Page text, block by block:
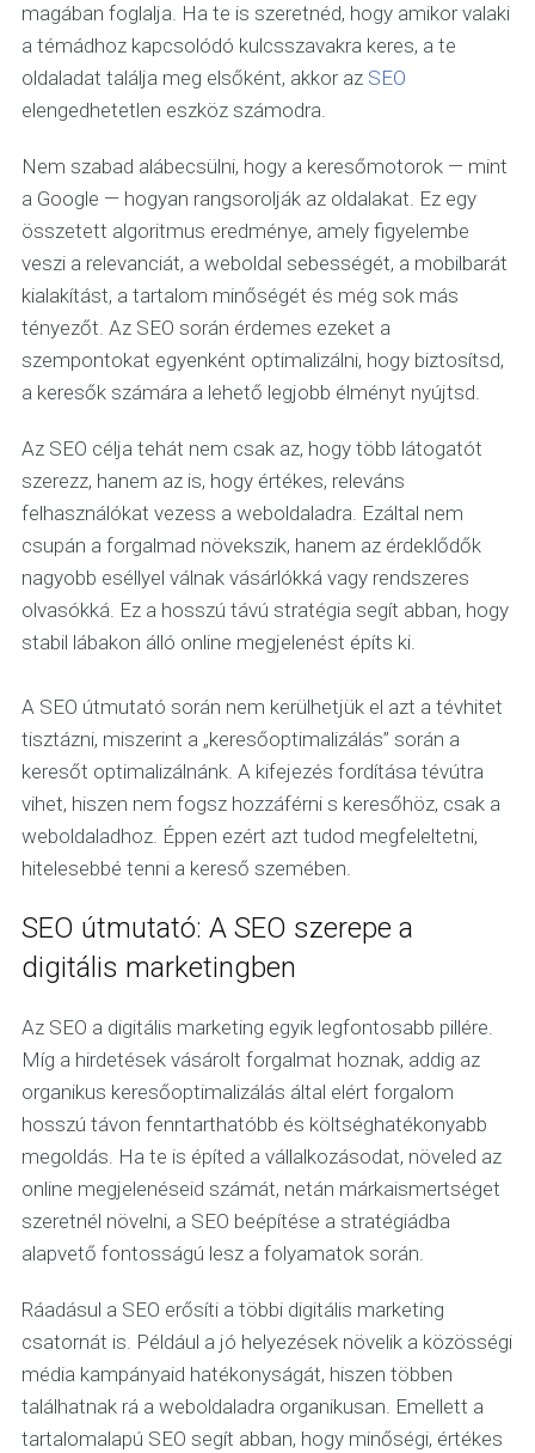
magában foglalja. Ha te is szeretnéd, hogy amikor valaki
a témádhoz kapcsolódó kulcsszavakra keres, a te
oldaladat találja meg elsőként, akkor az SEO
elengedhetetlen eszköz számodra.
Nem szabad alábecsülni, hogy a keresőmotorok — mint
a Google — hogyan rangsorolják az oldalakat. Ez egy
összetett algoritmus eredménye, amely figyelembe
veszi a relevanciát, a weboldal sebességét, a mobilbarát
kialakítást, a tartalom minőségét és még sok más
tényezőt. Az SEO során érdemes ezeket a
szempontokat egyenként optimalizálni, hogy biztosítsd,
a keresők számára a lehető legjobb élményt nyújtsd.
Az SEO célja tehát nem csak az, hogy több látogatót
szerezz, hanem az is, hogy értékes, releváns
felhasználókat vezess a weboldaladra. Ezáltal nem
csupán a forgalmad növekszik, hanem az érdeklődők
nagyobb eséllyel válnak vásárlókká vagy rendszeres
olvasókká. Ez a hosszú távú stratégia segít abban, hogy
stabil lábakon álló online megjelenést építs ki.
A SEO útmutató során nem kerülhetjük el azt a tévhitet
tisztázni, miszerint a „keresőoptimalizálás” során a
keresőt optimalizálnánk. A kifejezés fordítása tévútra
vihet, hiszen nem fogsz hozzáférni s keresőhöz, csak a
weboldaladhoz. Éppen ezért azt tudod megfeleltetni,
hitelesebbé tenni a kereső szemében.
SEO útmutató: A SEO szerepe a
digitális marketingben
Az SEO a digitális marketing egyik legfontosabb pillére.
Míg a hirdetések vásárolt forgalmat hoznak, addig az
organikus keresőoptimalizálás által elért forgalom
hosszú távon fenntarthatóbb és költséghatékonyabb
megoldás. Ha te is építed a vállalkozásodat, növeled az
online megjelenéseid számát, netán márkaismertséget
szeretnél növelni, a SEO beépítése a stratégiádba
alapvető fontosságú lesz a folyamatok során.
Ráadásul a SEO erősíti a többi digitális marketing
csatornát is. Például a jó helyezések növelik a közösségi
média kampányaid hatékonyságát, hiszen többen
találhatnak rá a weboldaladra organikusan. Emellett a
tartalomalapú SEO segít abban, hogy minőségi, értékes